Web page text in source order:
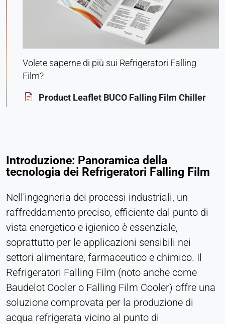
Volete saperne di più sui Refrigeratori Falling
Film?
Product Leaflet BUCO Falling Film Chiller
Introduzione: Panoramica della
tecnologia dei Refrigeratori Falling Film
Nell'ingegneria dei processi industriali, un
raffreddamento preciso, efficiente dal punto di
vista energetico e igienico è essenziale,
soprattutto per le applicazioni sensibili nei
settori alimentare, farmaceutico e chimico. Il
Refrigeratori Falling Film (noto anche come
Baudelot Cooler o Falling Film Cooler) offre una
soluzione comprovata per la produzione di
acqua refrigerata vicino al punto di
MARKETING
LinkedIn
Name:
Provider:
Società LinkedIn
Purpose:
Monitoraggio delle conversioni
Cookie duration:
1 giorno - 1 anno
Leadinfo